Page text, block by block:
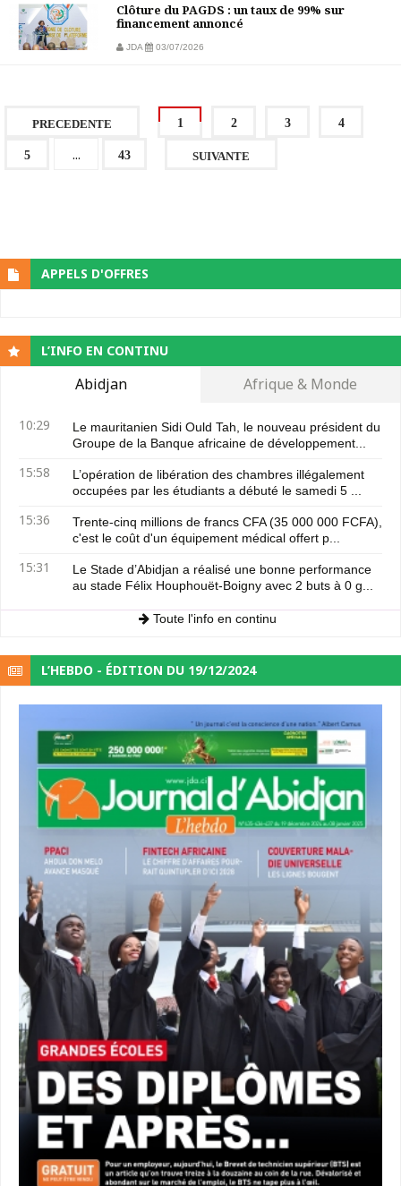
Clôture du PAGDS : un taux de 99% sur
financement annoncé
JDA 03/07/2026
PRECEDENTE 1 2 3 4
5 ... 43 SUIVANTE
APPELS D'OFFRES
L’INFO EN CONTINU
Abidjan Afrique & Monde
10:29
Le mauritanien Sidi Ould Tah, le nouveau président du
Groupe de la Banque africaine de développement...
15:58
L’opération de libération des chambres illégalement
occupées par les étudiants a débuté le samedi 5 ...
15:36
Trente-cinq millions de francs CFA (35 000 000 FCFA),
c'est le coût d'un équipement médical offert p...
15:31
Le Stade d’Abidjan a réalisé une bonne performance
au stade Félix Houphouët-Boigny avec 2 buts à 0 g...
Toute l'info en continu
L’HEBDO - ÉDITION DU 19/12/2024